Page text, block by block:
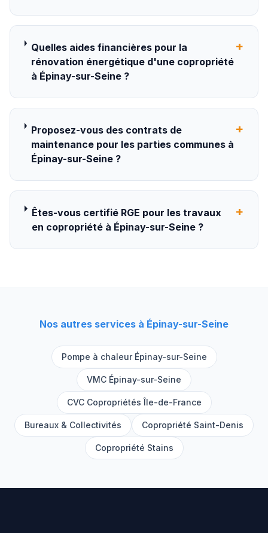
Quelles aides financières pour la
rénovation énergétique d'une copropriété
à Épinay-sur-Seine ?
+
Proposez-vous des contrats de
maintenance pour les parties communes à
Épinay-sur-Seine ?
+
Êtes-vous certifié RGE pour les travaux
en copropriété à Épinay-sur-Seine ?
+
Nos autres services à Épinay-sur-Seine
Pompe à chaleur Épinay-sur-Seine
VMC Épinay-sur-Seine
CVC Copropriétés Île-de-France
Bureaux & Collectivités Copropriété Saint-Denis
Copropriété Stains